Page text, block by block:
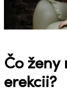
Čo
erekcii?